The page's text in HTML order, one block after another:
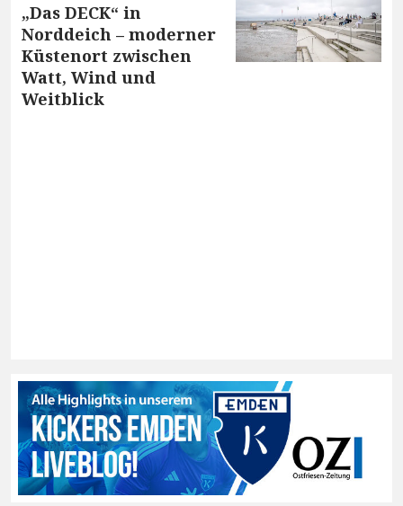
„Das DECK“ in
Norddeich – moderner
Küstenort zwischen
Watt, Wind und
Weitblick